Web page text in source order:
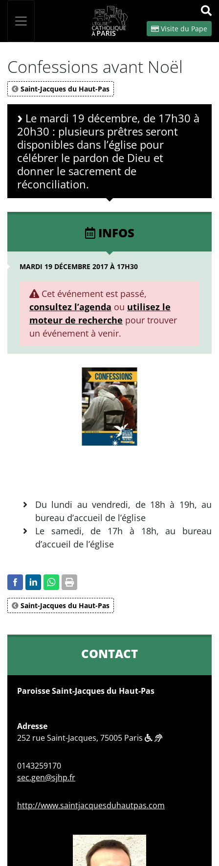
OK
Visite du Pape
Confessions avant Noël
Saint-Jacques du Haut-Pas
Le mardi 19 décembre, de 17h30 à
20h30 : plusieurs prêtres seront
disponibles dans l’église pour
célébrer le pardon de Dieu et
donner le sacrement de
réconciliation.
INFOS
MARDI 19 DÉCEMBRE 2017 À 17H30
Cet événement est passé,
consultez l’agenda ou utilisez le
moteur de recherche pour trouver
un événement à venir.
Du lundi au vendredi, de 18h à 19h, au
bureau d’accueil de l’église
Le samedi, de 17h à 18h, au bureau
d’accueil de l’église
Saint-Jacques du Haut-Pas
CONTACT
Paroisse Saint-Jacques du Haut-Pas
Adresse
252 rue Saint-Jacques, 75005 Paris
0143259170
sec.gen@sjhp.fr
http://www.saintjacquesduhautpas.com
Panneau de gestion des cookies